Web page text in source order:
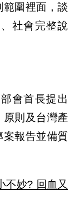
範圍裡面，談
社會完整說
會首長提出
原則及台灣產
案報告並備質
妙? 回血又